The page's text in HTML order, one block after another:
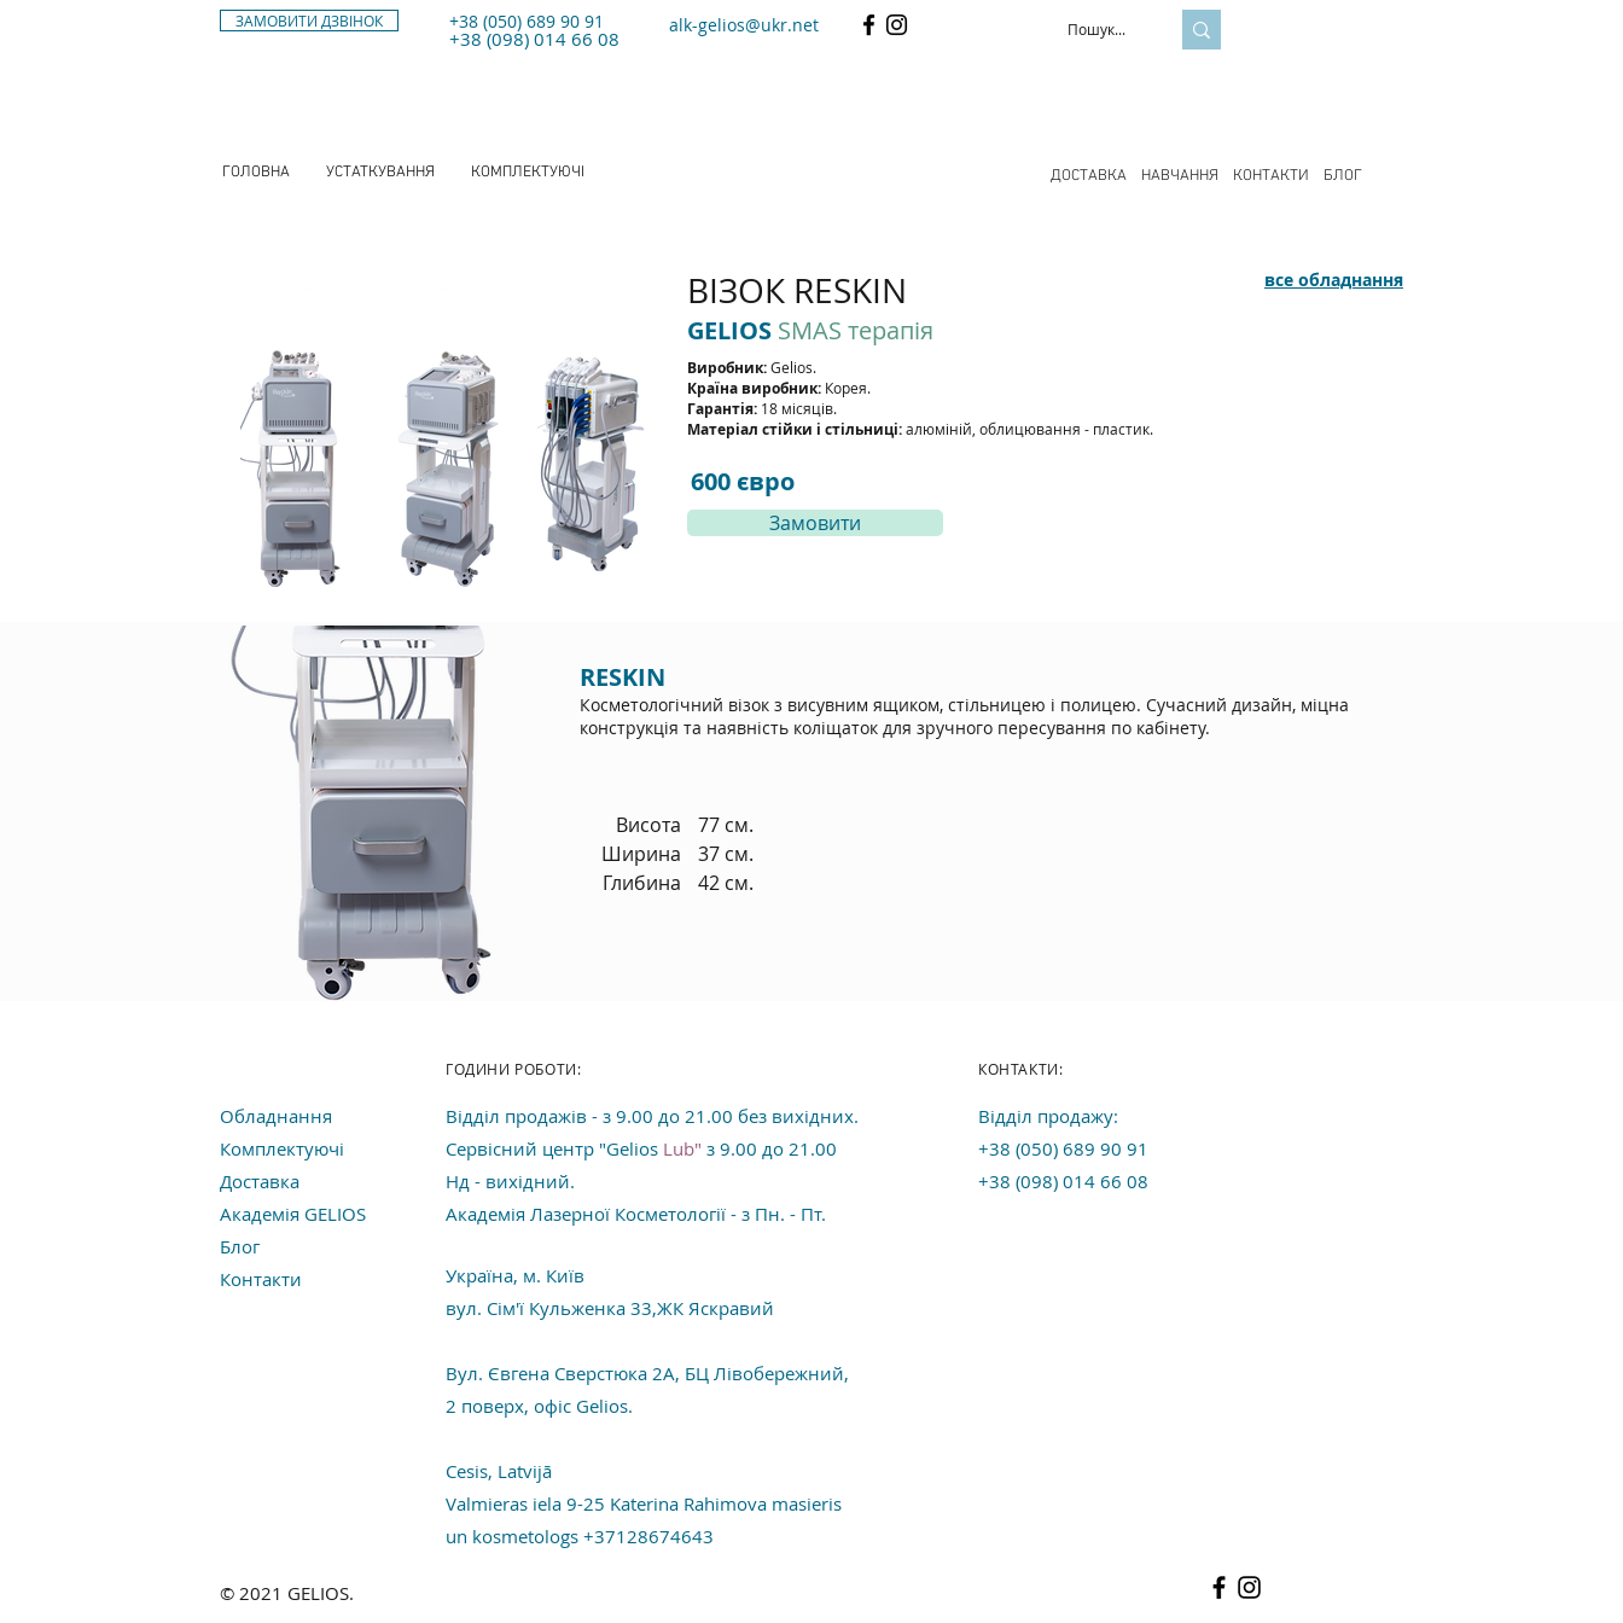
ЗАМОВИТИ ДЗВІНОК +38 (050) 689 90 91
+38 (098) 014 66 08
alk-gelios@ukr.net
ГОЛОВНА УСТАТКУВАННЯ КОМПЛЕКТУЮЧІ ДОСТАВКА НАВЧАННЯ КОНТАКТИ БЛОГ
ВІЗОК RESKIN все обладнання
GELIOS SMAS терапія
Виробник:Gelios.
Країна виробник: Корея.
Гарантія: 18 місяців.
Матеріал стійки і стільниці:алюміній, облицювання - пластик.
600 євро
Замовити
RESKIN
Косметологічний візок з висувним ящиком, стільницею і полицею. Сучасний дизайн, міцна
конструкція та наявність коліщаток для зручного пересування по кабінету.
77 см.
37 см.
42 см.
Висота
Ширина
Глибина
ГОДИНИ РОБОТИ:
Обладнання
Комплектуючі
Доставка
Академія GELIOS
Блог
Контакти
Відділ продажів - з 9.00 до 21.00 без вихідних.
Сервісний центр "Gelios Lub" з 9.00 до 21.00
Нд - вихідний.
Академія Лазерної Косметології - з Пн. - Пт.
Україна, м. Київ
вул. Сім'ї Кульженка 33,ЖК Яскравий
Вул. Євгена Сверстюка 2А, БЦ Лівобережний,
2 поверх, офіс Gelios.
Cesis, Latvijā
Valmieras iela 9-25 Katerina Rahimova masieris
un kosmetologs +37128674643
© 2021 GELIOS.
КОНТАКТИ:
Відділ продажу:
+38 (050) 689 90 91
+38 (098) 014 66 08